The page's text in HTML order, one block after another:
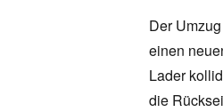
Der
einen
Lader
die